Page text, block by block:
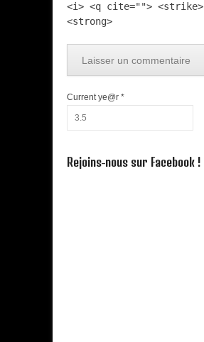
<i> <q cite=""> <strike>
<strong>
Current ye@r *
Rejoins-nous sur Facebook !